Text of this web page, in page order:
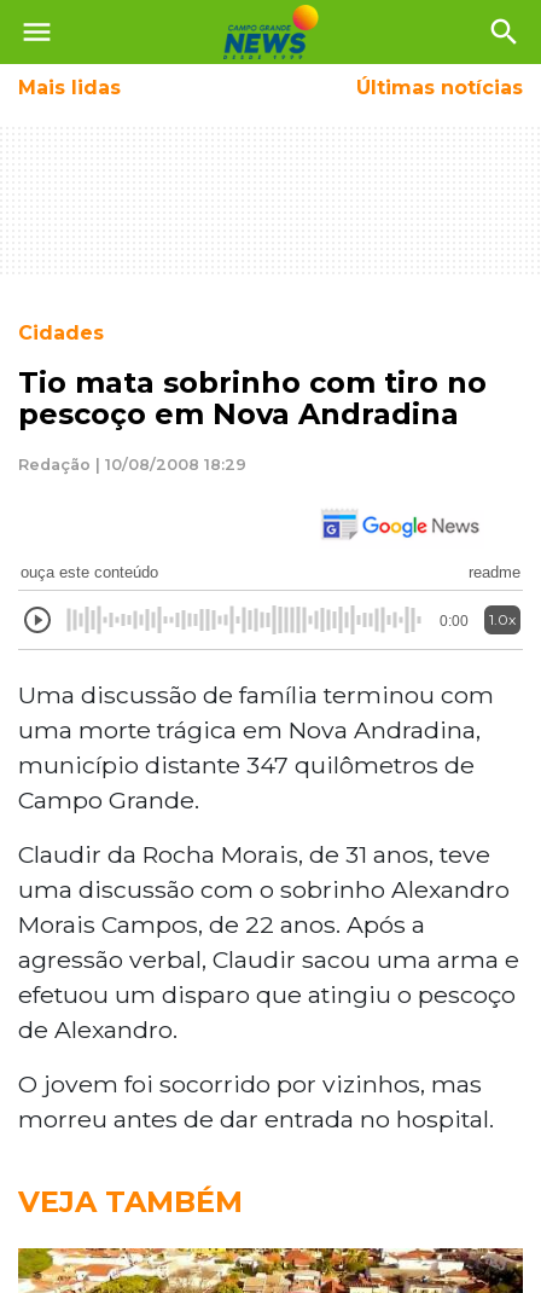
menu search
Mais lidas Últimas notícias
Cidades
Tio mata sobrinho com tiro no
pescoço em Nova Andradina
Redação | 10/08/2008 18:29
ouça este conteúdo readme
0:00 1.0x
Uma discussão de família terminou com
uma morte trágica em Nova Andradina,
município distante 347 quilômetros de
Campo Grande.
Claudir da Rocha Morais, de 31 anos, teve
uma discussão com o sobrinho Alexandro
Morais Campos, de 22 anos. Após a
agressão verbal, Claudir sacou uma arma e
efetuou um disparo que atingiu o pescoço
de Alexandro.
O jovem foi socorrido por vizinhos, mas
morreu antes de dar entrada no hospital.
VEJA TAMBÉM